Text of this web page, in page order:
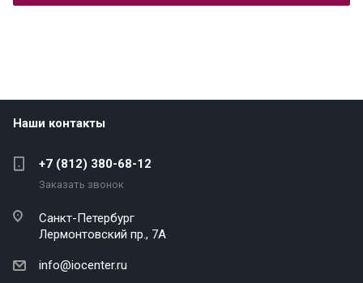
Наши контакты
+7 (812) 380-68-12
Заказать звонок
Санкт-Петербург
Лермонтовский пр., 7А
info@iocenter.ru